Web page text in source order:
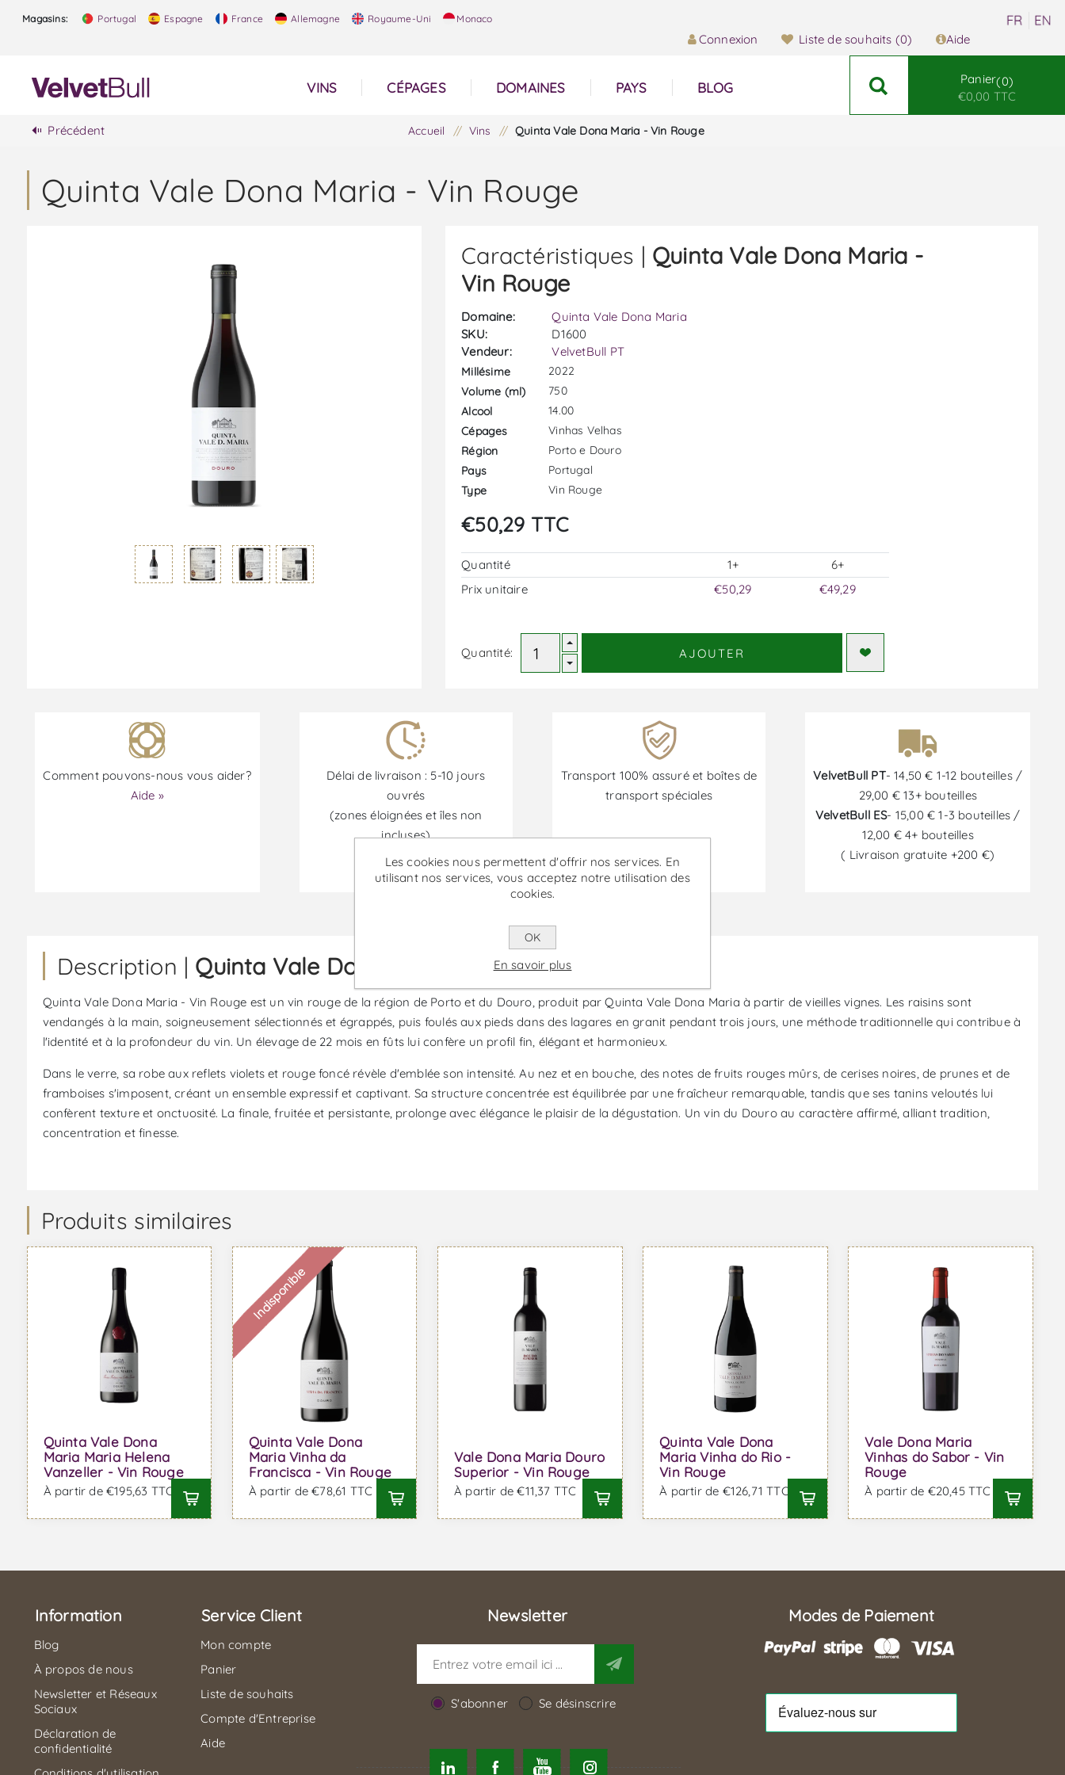
Magasins: Portugal Espagne France Allemagne Royaume-Uni Monaco
Connexion Liste de souhaits (0) Aide
VINS CÉPAGES DOMAINES PAYS BLOG
Panier 0
€0,00 TTC
Précédent Accueil / Vins / Quinta Vale Dona Maria - Vin Rouge
Quinta Vale Dona Maria - Vin Rouge
Caractéristiques | Quinta Vale Dona Maria -
Vin Rouge
Domaine:
Quinta Vale Dona Maria
SKU:
D1600
Vendeur:
VelvetBull PT
Millésime
2022
Volume (ml)
750
Alcool
14.00
Cépages
Vinhas Velhas
Région
Porto e Douro
Pays
Portugal
Type
Vin Rouge
€50,29 TTC
Quantité 1+
6+
Prix ​​unitaire
€50,29 €49,29
Quantité: AJOUTER
Comment pouvons-nous vous aider?
Aide »
Délai de livraison : 5-10 jours
ouvrés
(zones éloignées et îles non
incluses)
Transport 100% assuré et boîtes de
transport spéciales
VelvetBull PT- 14,50 € 1-12 bouteilles /
29,00 € 13+ bouteilles
VelvetBull ES- 15,00 € 1-3 bouteilles /
12,00 € 4+ bouteilles
( Livraison gratuite +200 €)
Les promotions sont disponibles du 30/06/2026 au 30/09/2026
Description | Quinta Vale Dona Maria - Vin Rouge
Quinta Vale Dona Maria - Vin Rouge est un vin rouge de la région de Porto et du Douro, produit par Quinta Vale Dona Maria à partir de vieilles vignes. Les raisins sont
vendangés à la main, soigneusement sélectionnés et égrappés, puis foulés aux pieds dans des lagares en granit pendant trois jours, une méthode traditionnelle qui contribue à
l'identité et à la profondeur du vin. Un élevage de 22 mois en fûts lui confère un profil fin, élégant et harmonieux.
Dans le verre, sa robe aux reflets violets et rouge foncé révèle d'emblée son intensité. Au nez et en bouche, des notes de fruits rouges mûrs, de cerises noires, de prunes et de
framboises s'imposent, créant un ensemble expressif et captivant. Sa structure concentrée est équilibrée par une fraîcheur remarquable, tandis que ses tanins veloutés lui
confèrent texture et onctuosité. La finale, fruitée et persistante, prolonge avec élégance le plaisir de la dégustation. Un vin du Douro au caractère affirmé, alliant tradition,
concentration et finesse.
Produits similaires
Quinta Vale Dona
Maria Maria Helena
Vanzeller - Vin Rouge
À partir de €195,63 TTC
Indisponible
Quinta Vale Dona
Maria Vinha da
Francisca - Vin Rouge
À partir de €78,61 TTC
Vale Dona Maria Douro
Superior - Vin Rouge
À partir de €11,37 TTC
Quinta Vale Dona
Maria Vinha do Rio -
Vin Rouge
À partir de €126,71 TTC
Vale Dona Maria
Vinhas do Sabor - Vin
Rouge
À partir de €20,45 TTC
Information
Blog
À propos de nous
Newsletter et Réseaux
Sociaux
Déclaration de
confidentialité
Service Client
Mon compte
Panier
Liste de souhaits
Compte d'Entreprise
Aide
Newsletter
S'abonner Se désinscrire
Modes de Paiement
Les cookies nous permettent d'offrir nos services. En
utilisant nos services, vous acceptez notre utilisation des
cookies.
OK
En savoir plus